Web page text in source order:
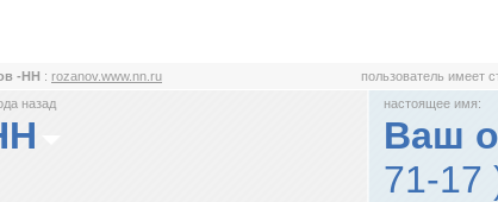
-НН : rozanov.www.nn.ru пользователь имеет
назад
настоящее имя:
Ваш
71-17